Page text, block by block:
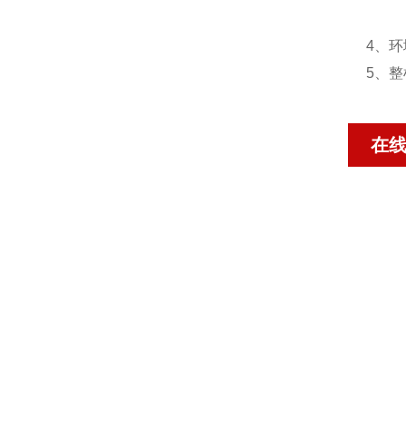
4、
5、
在